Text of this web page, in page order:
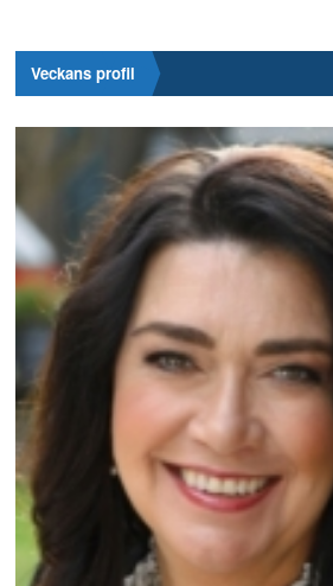
Veckans profil